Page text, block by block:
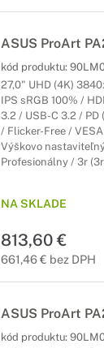
ASUS ProArt
kód produktu:
27,0" UHD (4K)
IPS sRGB 100% /
3.2 / USB-C 3.2 /
/ Flicker-Free /
Výškovo
Profesionálny / 3r
NA SKLADE
813,60 €
661,46 € bez DPH
ASUS ProArt
kód produktu: